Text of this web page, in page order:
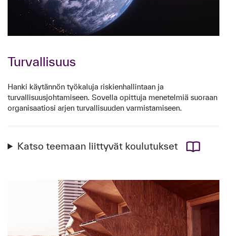
Turvallisuus
Hanki käytännön työkaluja riskienhallintaan ja
turvallisuusjohtamiseen. Sovella opittuja menetelmiä suoraan
organisaatiosi arjen turvallisuuden varmistamiseen.
Katso teemaan liittyvät koulutukset